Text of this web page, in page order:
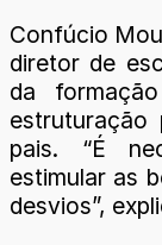
Confúcio
diretor de
da
pais. “É
estimular as
desvios”,